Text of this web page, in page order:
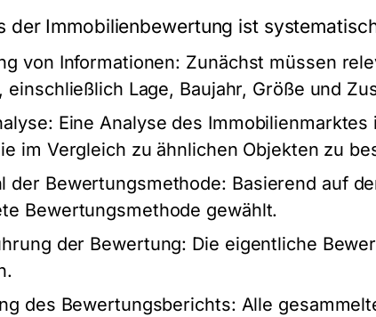
der Immobilienbewertung ist
von Informationen: Zunächst müssen
einschließlich Lage, Baujahr, Größe und
Eine Analyse des
im Vergleich zu ähnlichen Objekten zu
der Bewertungsmethode: Basierend auf
Bewertungsmethode gewählt.
der Bewertung: Die eigentliche
des Bewertungsberichts: Alle